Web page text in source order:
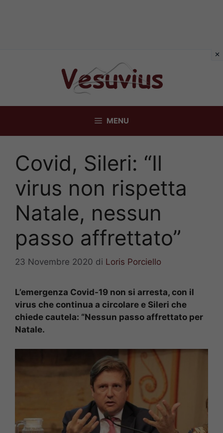
MENU
Covid, Sileri: “Il
virus non rispetta
Natale, nessun
passo affrettato”
23 Novembre 2020 di Loris Porciello
L’emergenza Covid-19 non si arresta, con il
virus che continua a circolare e Sileri che
chiede cautela: “Nessun passo affrettato per
Natale.